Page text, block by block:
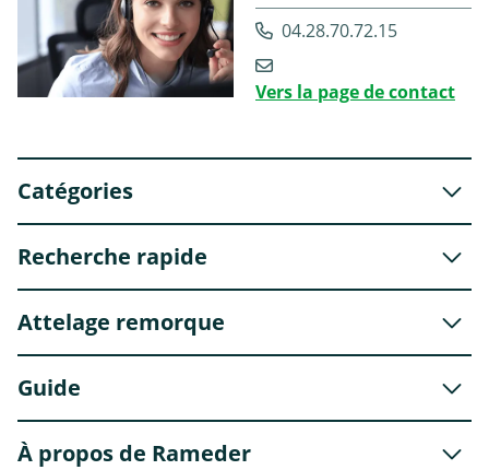
04.28.70.72.15
Vers la page de contact
Catégories
Recherche rapide
Attelage remorque
Guide
À propos de Rameder